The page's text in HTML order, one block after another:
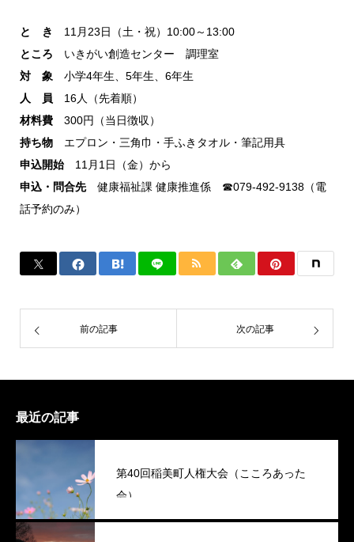
と き 11月23日（土・祝）10:00～13:00
ところ いきがい創造センター 調理室
対 象 小学4年生、5年生、6年生
人 員 16人（先着順）
材料費 300円（当日徴収）
持ち物 エプロン・三角巾・手ふきタオル・筆記用具
申込開始11月1日（金）から
申込・問合先 健康福祉課 健康推進係 ☎079-492-9138（電
話予約のみ）
前の記事 次の記事
最近の記事
第40回稲美町人権大会（こころあった
会）